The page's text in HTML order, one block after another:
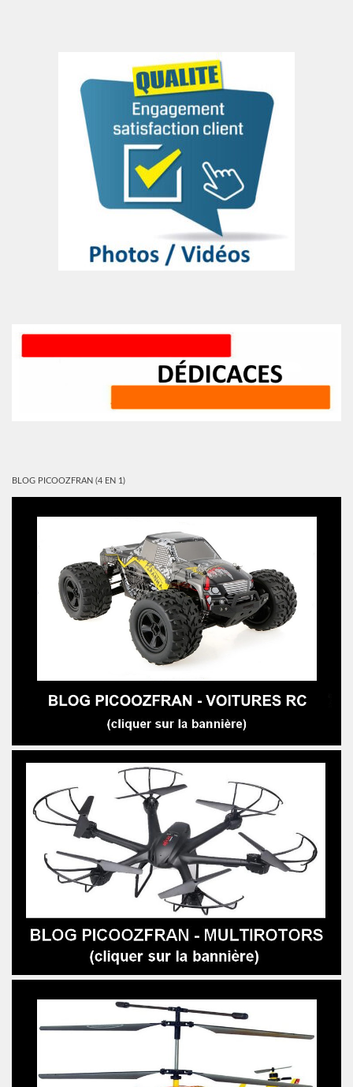
BLOG PICOOZFRAN (4 EN 1)